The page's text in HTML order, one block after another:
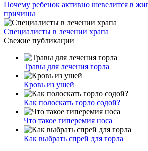
Почему ребенок активно шевелится в
причины
Специалисты в лечении храпа
Свежие публикации
Травы для лечения горла
Кровь из ушей
Как полоскать горло содой?
Что такое гиперемия носа
Как выбрать спрей для горла